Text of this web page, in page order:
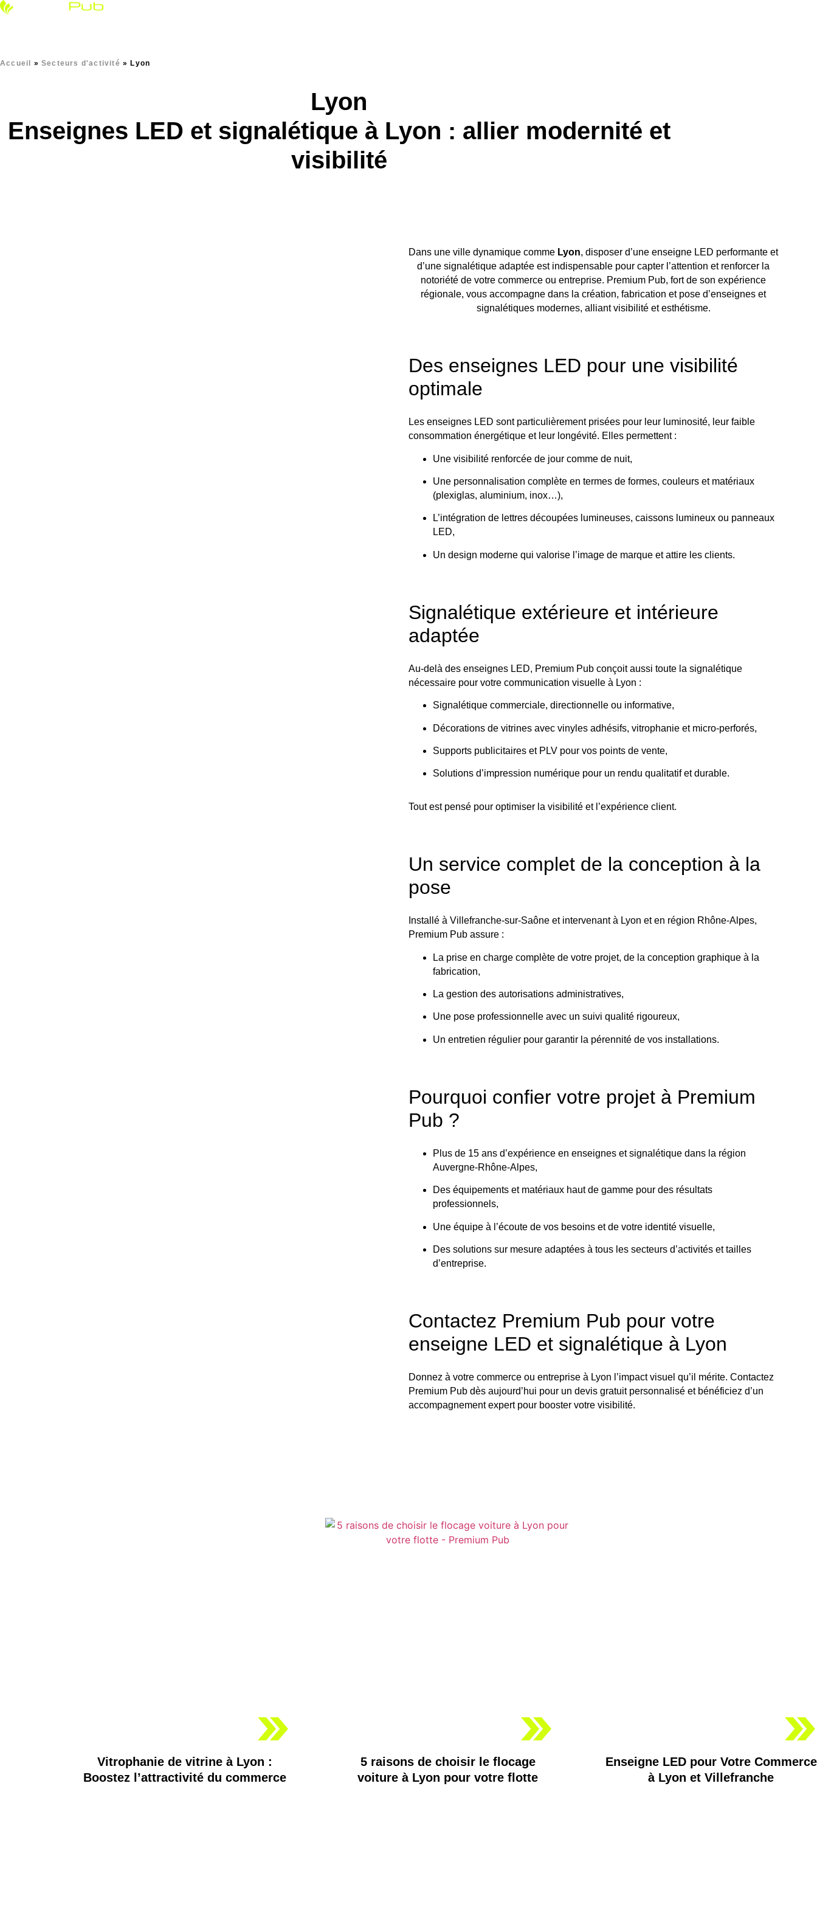
Accueil »Secteurs d'activité »Lyon
Lyon
Enseignes LED et signalétique à Lyon : allier modernité et
visibilité
Dans une ville dynamique comme Lyon, disposer d’une enseigne LED performante et
d’une signalétique adaptée est indispensable pour capter l’attention et renforcer la
notoriété de votre commerce ou entreprise. Premium Pub, fort de son expérience
régionale, vous accompagne dans la création, fabrication et pose d’enseignes et
signalétiques modernes, alliant visibilité et esthétisme.
Des enseignes LED pour une visibilité
optimale
Les enseignes LED sont particulièrement prisées pour leur luminosité, leur faible
consommation énergétique et leur longévité. Elles permettent :
Une visibilité renforcée de jour comme de nuit,
Une personnalisation complète en termes de formes, couleurs et matériaux
(plexiglas, aluminium, inox…),
L’intégration de lettres découpées lumineuses, caissons lumineux ou panneaux
LED,
Un design moderne qui valorise l’image de marque et attire les clients.
Signalétique extérieure et intérieure
adaptée
Au-delà des enseignes LED, Premium Pub conçoit aussi toute la signalétique
nécessaire pour votre communication visuelle à Lyon :
Signalétique commerciale, directionnelle ou informative,
Décorations de vitrines avec vinyles adhésifs, vitrophanie et micro-perforés,
Supports publicitaires et PLV pour vos points de vente,
Solutions d’impression numérique pour un rendu qualitatif et durable.
Tout est pensé pour optimiser la visibilité et l’expérience client.
Un service complet de la conception à la
pose
Installé à Villefranche-sur-Saône et intervenant à Lyon et en région Rhône-Alpes,
Premium Pub assure :
La prise en charge complète de votre projet, de la conception graphique à la
fabrication,
La gestion des autorisations administratives,
Une pose professionnelle avec un suivi qualité rigoureux,
Un entretien régulier pour garantir la pérennité de vos installations.
Pourquoi confier votre projet à Premium
Pub ?
Plus de 15 ans d’expérience en enseignes et signalétique dans la région
Auvergne-Rhône-Alpes,
Des équipements et matériaux haut de gamme pour des résultats
professionnels,
Une équipe à l’écoute de vos besoins et de votre identité visuelle,
Des solutions sur mesure adaptées à tous les secteurs d’activités et tailles
d’entreprise.
Contactez Premium Pub pour votre
enseigne LED et signalétique à Lyon
Donnez à votre commerce ou entreprise à Lyon l’impact visuel qu’il mérite. Contactez
Premium Pub dès aujourd’hui pour un devis gratuit personnalisé et bénéficiez d’un
accompagnement expert pour booster votre visibilité.
Vitrophanie de vitrine à Lyon :
Boostez l’attractivité du commerce
5 raisons de choisir le flocage
voiture à Lyon pour votre flotte
Enseigne LED pour Votre Commerce
à Lyon et Villefranche